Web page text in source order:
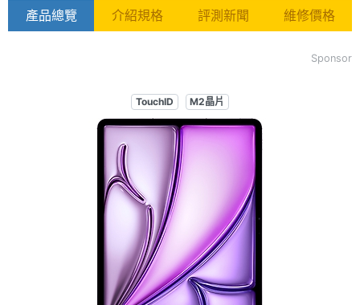
產品總覽 介紹規格 評測新聞 維修價格
Sponsor
TouchID M2晶片